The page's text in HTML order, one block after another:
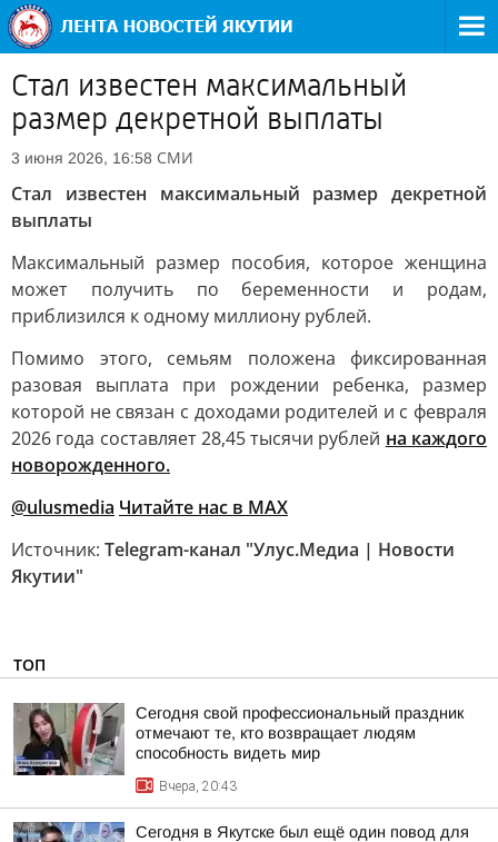
Стал известен максимальный
размер декретной выплаты
3 июня 2026, 16:58 СМИ
Стал известен максимальный размер декретной
выплаты
Максимальный размер пособия, которое женщина
может получить по беременности и родам,
приблизился к одному миллиону рублей.
Помимо этого, семьям положена фиксированная
разовая выплата при рождении ребенка, размер
которой не связан с доходами родителей и с февраля
2026 года составляет 28,45 тысячи рублей на каждого
новорожденного.
@ulusmedia Читайте нас в MAX
Источник: Telegram-канал "Улус.Медиа | Новости
Якутии"
ТОП
Сегодня свой профессиональный праздник
отмечают те, кто возвращает людям
способность видеть мир
Вчера, 20:43
Сегодня в Якутске был ещё один повод для